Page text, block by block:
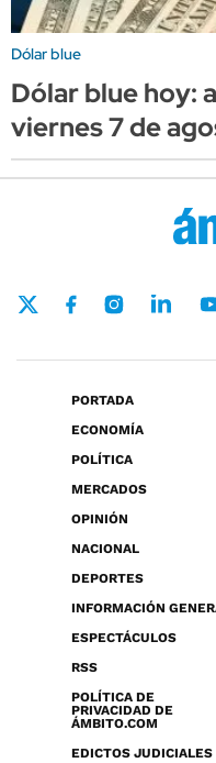
Dólar blue
Dólar blue hoy:
viernes 7 de
PORTADA
ECONOMÍA
POLÍTICA
MERCADOS
OPINIÓN
NACIONAL
DEPORTES
INFORMACIÓN
ESPECTÁCULOS
RSS
POLÍTICA DE
PRIVACIDAD DE
ÁMBITO.COM
EDICTOS JUDICIALES